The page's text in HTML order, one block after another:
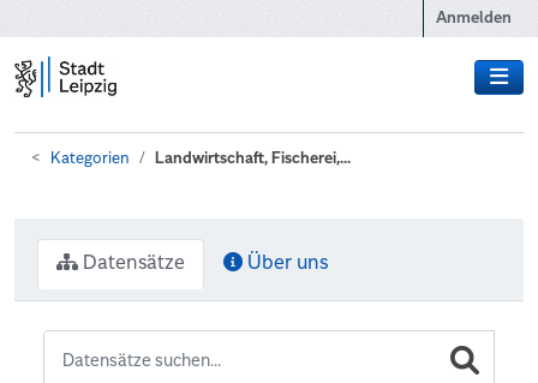
Anmelden
Kategorien Landwirtschaft, Fischerei,...
Datensätze Über uns